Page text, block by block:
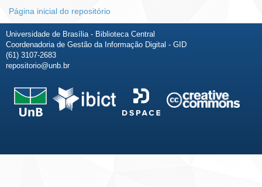
Página inicial do repositório
Universidade de Brasília - Biblioteca Central
Coordenadoria de Gestão da Informação Digital - GID
(61) 3107-2683
repositorio@unb.br